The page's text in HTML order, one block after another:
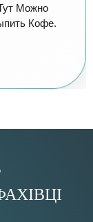
Можно
Кофе.